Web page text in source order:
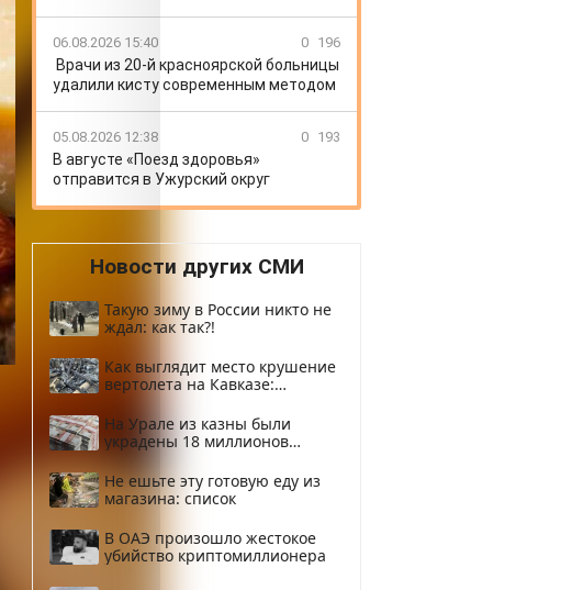
06.08.2026 15:40 0 196
Врачи из 20-й красноярской больницы
удалили кисту современным методом
05.08.2026 12:38 0 193
В августе «Поезд здоровья»
отправится в Ужурский округ
Новости других СМИ
Такую зиму в России никто не
ждал: как так?!
Как выглядит место крушение
вертолета на Кавказе:
На Урале из казны были
украдены 18 миллионов
Не ешьте эту готовую еду из
магазина: список
В ОАЭ произошло жестокое
убийство криптомиллионера